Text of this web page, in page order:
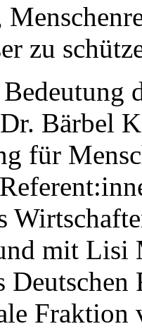
zu
Bärbel
für
mit Lisi
Fraktion